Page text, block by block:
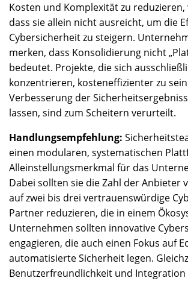
Kosten und Komplexität zu
dass sie allein nicht ausreicht, um die
Cybersicherheit zu steigern.
merken, dass Konsolidierung nicht
bedeutet. Projekte, die sich
konzentrieren, kosteneffizienter zu
Verbesserung der
lassen, sind zum Scheitern verurteilt.
Handlungsempfehlung:
einen modularen, systematischen
Alleinstellungsmerkmal für das
Dabei sollten sie die Zahl der Anbieter
auf zwei bis drei vertrauenswürdige
Partner reduzieren, die in einem
Unternehmen sollten innovative
engagieren, die auch einen Fokus auf
automatisierte Sicherheit legen.
Benutzerfreundlichkeit und